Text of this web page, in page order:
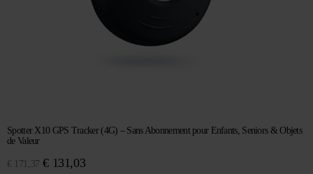
Spotter X10 GPS Tracker (4G) – Sans Abonnement pour Enfants, Seniors & Objets
de Valeur
€ 171,37 Le
€ 131,03Le